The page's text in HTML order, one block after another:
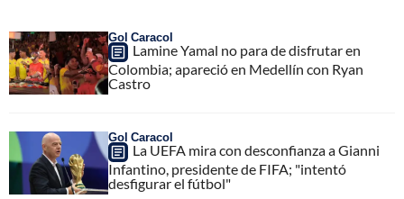
Gol Caracol
Lamine Yamal no para de disfrutar en
Colombia; apareció en Medellín con Ryan
Castro
Gol Caracol
La UEFA mira con desconfianza a Gianni
Infantino, presidente de FIFA; "intentó
desfigurar el fútbol"